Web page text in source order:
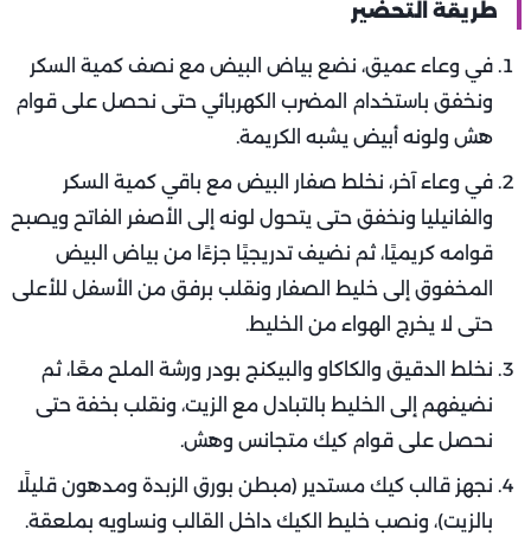
طريقة التحضير
في وعاء عميق، نضع بياض البيض مع نصف كمية السكر
ونخفق باستخدام المضرب الكهربائي حتى نحصل على قوام
هش ولونه أبيض يشبه الكريمة.
في وعاء آخر، نخلط صفار البيض مع باقي كمية السكر
والفانيليا ونخفق حتى يتحول لونه إلى الأصفر الفاتح ويصبح
قوامه كريميًا، ثم نضيف تدريجيًا جزءًا من بياض البيض
المخفوق إلى خليط الصفار ونقلب برفق من الأسفل للأعلى
حتى لا يخرج الهواء من الخليط.
نخلط الدقيق والكاكاو والبيكنج بودر ورشة الملح معًا، ثم
نضيفهم إلى الخليط بالتبادل مع الزيت، ونقلب بخفة حتى
نحصل على قوام كيك متجانس وهش.
نجهز قالب كيك مستدير (مبطن بورق الزبدة ومدهون قليلًا
بالزيت)، ونصب خليط الكيك داخل القالب ونساويه بملعقة.